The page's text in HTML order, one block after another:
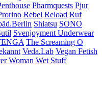
Pharmquests Pjur
Rebel Reload Ruf
Shiatsu SONO
Svenjoyment Underwear
The Screaming O
Veda.Lab Vegan Fetish
Woman Wet Stuff